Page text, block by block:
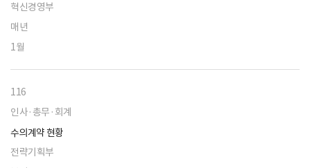
혁신경영부
매년
1월
116
인사·총무·회계
수의계약 현황
전략기획부